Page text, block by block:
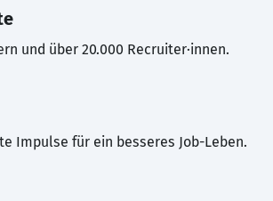
und über 20.000 Recruiter·innen.
Impulse für ein besseres Job-Leben.